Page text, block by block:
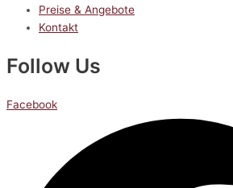
Preise & Angebote
Kontakt
Follow Us
Facebook